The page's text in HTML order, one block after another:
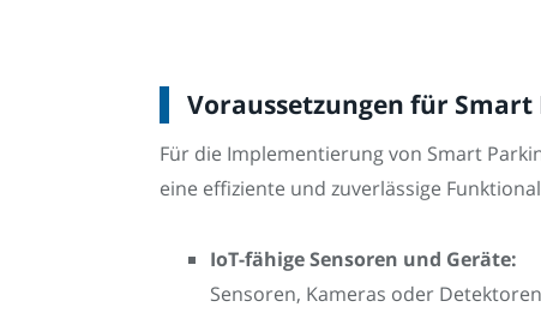
Voraussetzungen für
Für die Implementierung von Smart
eine effiziente und zuverlässige
IoT-fähige Sensoren und Geräte:
Sensoren, Kameras oder